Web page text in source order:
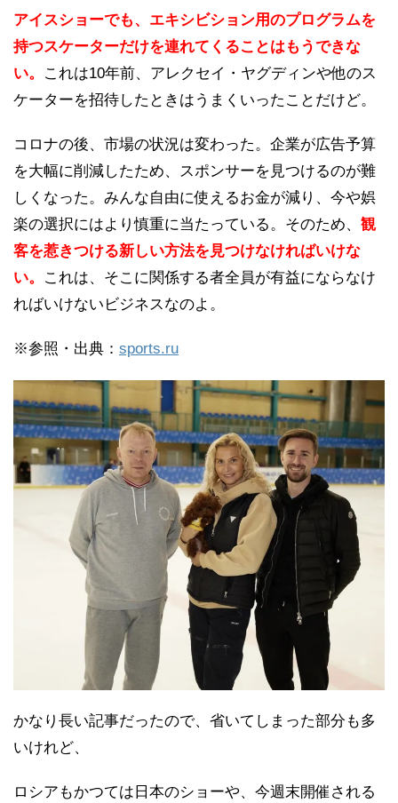
アイスショーでも、エキシビション用のプログラムを
持つスケーターだけを連れてくることはもうできな
い。
これは10年前、アレクセイ・ヤグディンや他のス
ケーターを招待したときはうまくいったことだけど。
コロナの後、市場の状況は変わった。企業が広告予算
を大幅に削減したため、スポンサーを見つけるのが難
しくなった。みんな自由に使えるお金が減り、今や娯
楽の選択にはより慎重に当たっている。そのため、 観
客を惹きつける新しい方法を見つけなければいけな
い。
これは、そこに関係する者全員が有益にならなけ
ればいけないビジネスなのよ。
※参照・出典： sports.ru
かなり長い記事だったので、省いてしまった部分も多
いけれど、
ロシアもかつては日本のショーや、今週末開催される